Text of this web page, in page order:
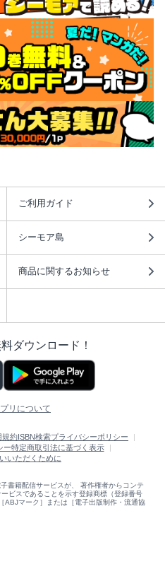
ご利用ガイド
シーモア島
商品に関するお知らせ
ダウンロード！
リについて
規約ISBN検索プライバシーポリシー
ー特定商取引法に基づく表示
いただくために
書籍配信サービスが、 著作権者からコンテ
ビスであることを示す登録商標（登録番号
ABJマーク］または［電子出版制作・流通協